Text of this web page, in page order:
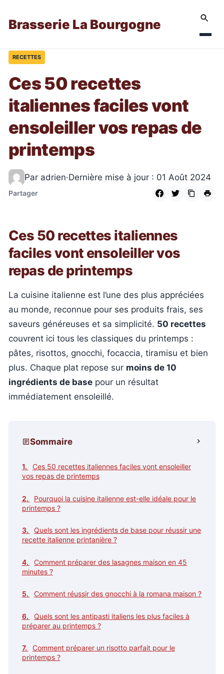
Brasserie La Bourgogne
RECETTES
Ces 50 recettes
italiennes faciles vont
ensoleiller vos repas de
printemps
Par adrien·Dernière mise à jour : 01 Août 2024
Partager
Ces 50 recettes italiennes
faciles vont ensoleiller vos
repas de printemps
La cuisine italienne est l’une des plus appréciées
au monde, reconnue pour ses produits frais, ses
saveurs généreuses et sa simplicité. 50 recettes
couvrent ici tous les classiques du printemps :
pâtes, risottos, gnocchi, focaccia, tiramisu et bien
plus. Chaque plat repose sur moins de 10
ingrédients de base pour un résultat
immédiatement ensoleillé.
Sommaire
Ces 50 recettes italiennes faciles vont ensoleiller
vos repas de printemps
Pourquoi la cuisine italienne est-elle idéale pour le
printemps ?
Quels sont les ingrédients de base pour réussir une
recette italienne printanière ?
Comment préparer des lasagnes maison en 45
minutes ?
Comment réussir des gnocchi à la romana maison ?
Quels sont les antipasti italiens les plus faciles à
préparer au printemps ?
Comment préparer un risotto parfait pour le
printemps ?